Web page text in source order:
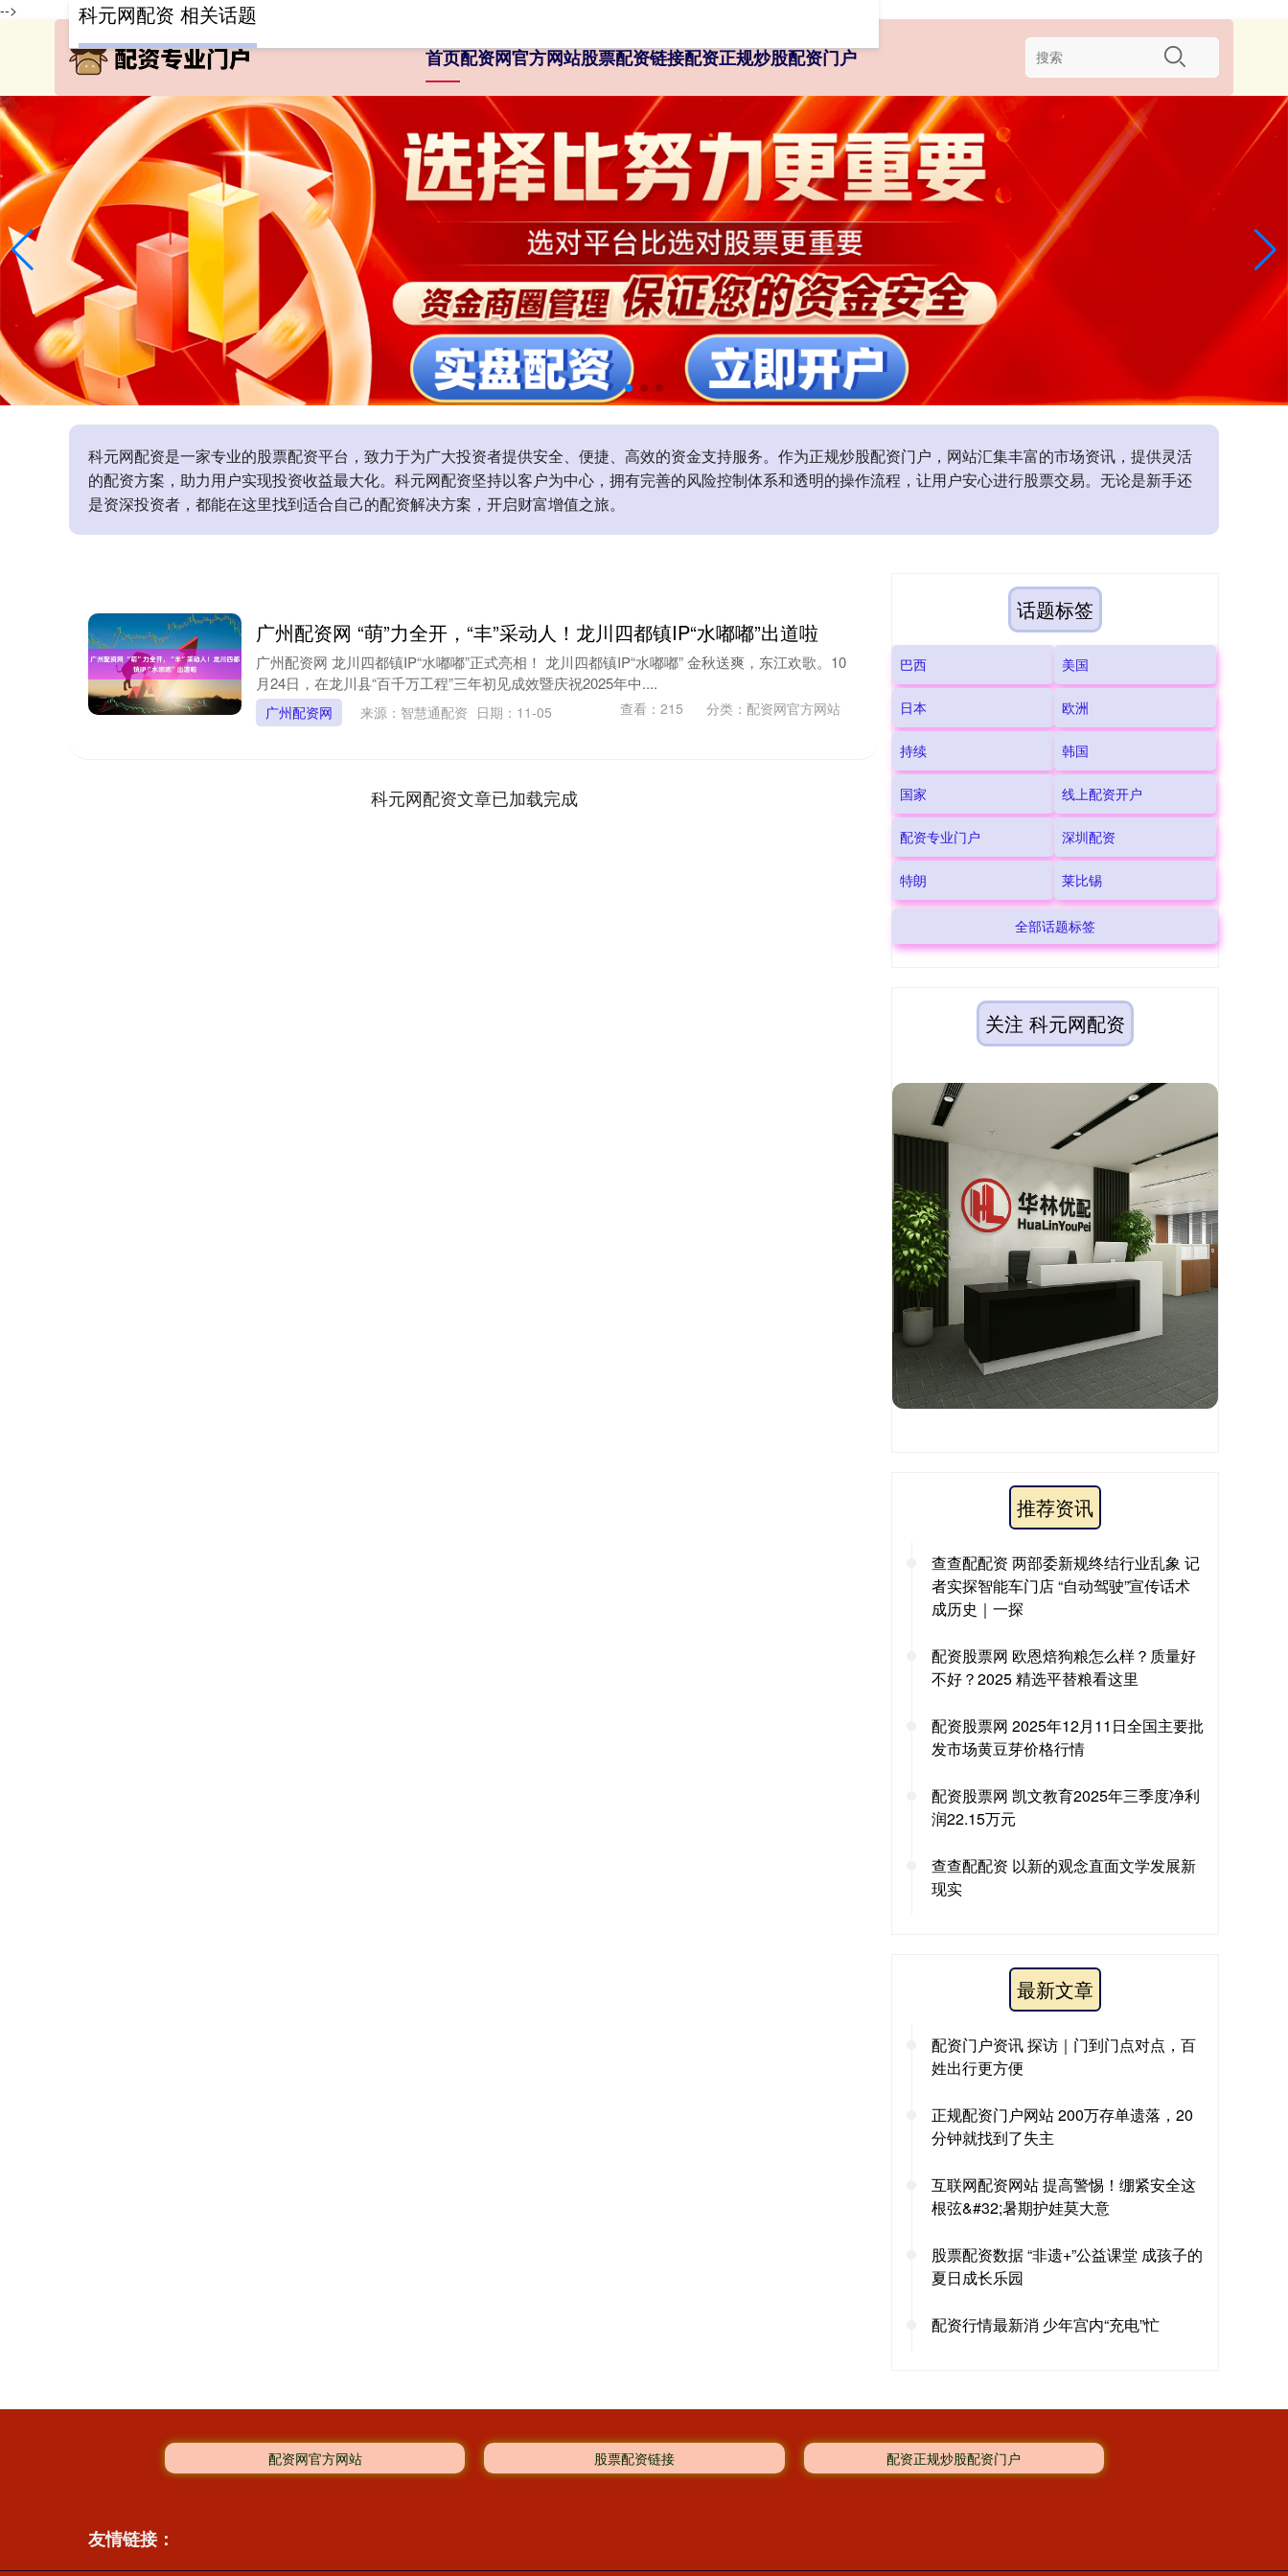
-->
首页配资网官方网站股票配资链接配资正规炒股配资门户
科元网配资是一家专业的股票配资平台，致力于为广大投资者提供安全、便捷、高效的资金支持服务。作为正规炒股配资门户，网站汇集丰富的市场资讯，提供灵活
的配资方案，助力用户实现投资收益最大化。科元网配资坚持以客户为中心，拥有完善的风险控制体系和透明的操作流程，让用户安心进行股票交易。无论是新手还
是资深投资者，都能在这里找到适合自己的配资解决方案，开启财富增值之旅。
科元网配资 相关话题
广州配资网 “萌”力全开，“丰”采动人！龙川四都镇IP“水嘟嘟”出道啦
广州配资网 龙川四都镇IP“水嘟嘟”正式亮相！ 龙川四都镇IP“水嘟嘟” 金秋送爽，东江欢歌。10
月24日，在龙川县“百千万工程”三年初见成效暨庆祝2025年中....
广州配资网 来源：智慧通配资 日期：11-05 查看： 215 分类： 配资网官方网站
科元网配资文章已加载完成
话题标签
巴西 美国
日本 欧洲
持续 韩国
国家 线上配资开户
配资专业门户 深圳配资
特朗 莱比锡
全部话题标签
关注 科元网配资
推荐资讯
查查配配资 两部委新规终结行业乱象 记
者实探智能车门店 “自动驾驶”宣传话术
成历史｜一探
配资股票网 欧恩焙狗粮怎么样？质量好
不好？2025 精选平替粮看这里
配资股票网 2025年12月11日全国主要批
发市场黄豆芽价格行情
配资股票网 凯文教育2025年三季度净利
润22.15万元
查查配配资 以新的观念直面文学发展新
现实
最新文章
配资门户资讯 探访｜门到门点对点，百
姓出行更方便
正规配资门户网站 200万存单遗落，20
分钟就找到了失主
互联网配资网站 提高警惕！绷紧安全这
根弦&#32;暑期护娃莫大意
股票配资数据 “非遗+”公益课堂 成孩子的
夏日成长乐园
配资行情最新消 少年宫内“充电”忙
配资网官方网站 股票配资链接 配资正规炒股配资门户
友情链接：